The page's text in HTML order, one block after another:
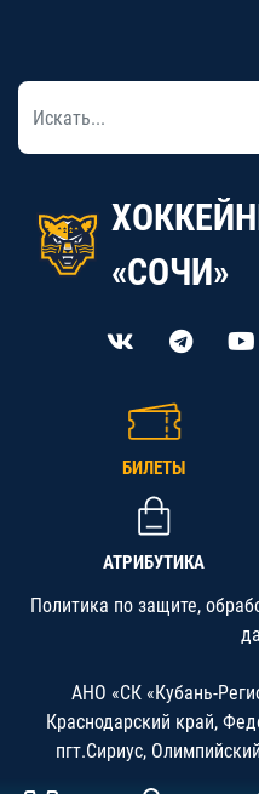
«СОЧИ»
БИЛЕТЫ
АТРИБУТИКА
Политика по защите,
АНО «СК «Кубань-
Краснодарский край,
пгт.Сириус,